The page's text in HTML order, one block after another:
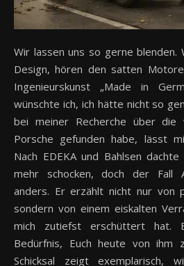
Wir lassen uns so gerne blenden. Wir sehen das perfekte
Design, hören den satten
Ingenieurskunst „Made in
wünschte ich, ich hätte nicht so
bei meiner Recherche über die
Porsche gefunden habe, lässt
Nach EDEKA und Bahlsen
mehr schocken, doch der Fall
anders. Er erzählt nicht nur von
sondern von einem eiskalten
mich zutiefst erschüttert
Bedürfnis, Euch heute von ihm
Schicksal zeigt exemplarisch,